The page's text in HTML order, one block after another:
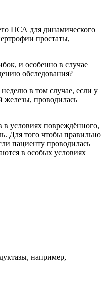
ПСА для динамического
простаты,
и особенно в случае
обследования?
в том случае, если у
железы, проводилась
в условиях повреждённого,
Для того чтобы правильно
пациенту проводилась
в особых условиях
например,